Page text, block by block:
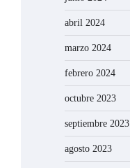
abril 2024
marzo 2024
febrero 2024
octubre 2023
septiembre 2023
agosto 2023